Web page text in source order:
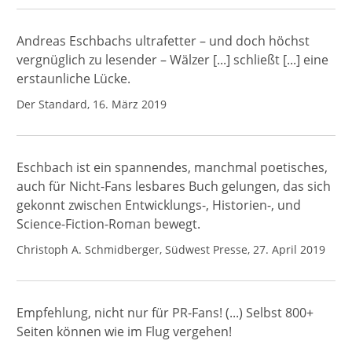
Andreas Eschbachs ultrafetter – und doch höchst
vergnüglich zu lesender – Wälzer [...] schließt [...] eine
erstaunliche Lücke.
Der Standard, 16. März 2019
Eschbach ist ein spannendes, manchmal poetisches,
auch für Nicht-Fans lesbares Buch gelungen, das sich
gekonnt zwischen Entwicklungs-, Historien-, und
Science-Fiction-Roman bewegt.
Christoph A. Schmidberger, Südwest Presse, 27. April 2019
Empfehlung, nicht nur für PR-Fans! (...) Selbst 800+
Seiten können wie im Flug vergehen!